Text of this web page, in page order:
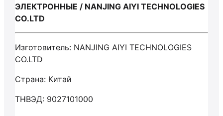
ЭЛЕКТРОННЫЕ / NANJING AIYI TECHNOLOGIES
CO.LTD
Изготовитель: NANJING AIYI TECHNOLOGIES
CO.LTD
Страна: Китай
ТНВЭД: 9027101000